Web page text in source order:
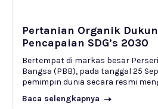
Pertanian Organik
Pencapaian SDG’s 2030
Bertempat di markas besar
Bangsa (PBB), pada tanggal 25
pemimpin dunia secara resmi
Baca selengkapnya